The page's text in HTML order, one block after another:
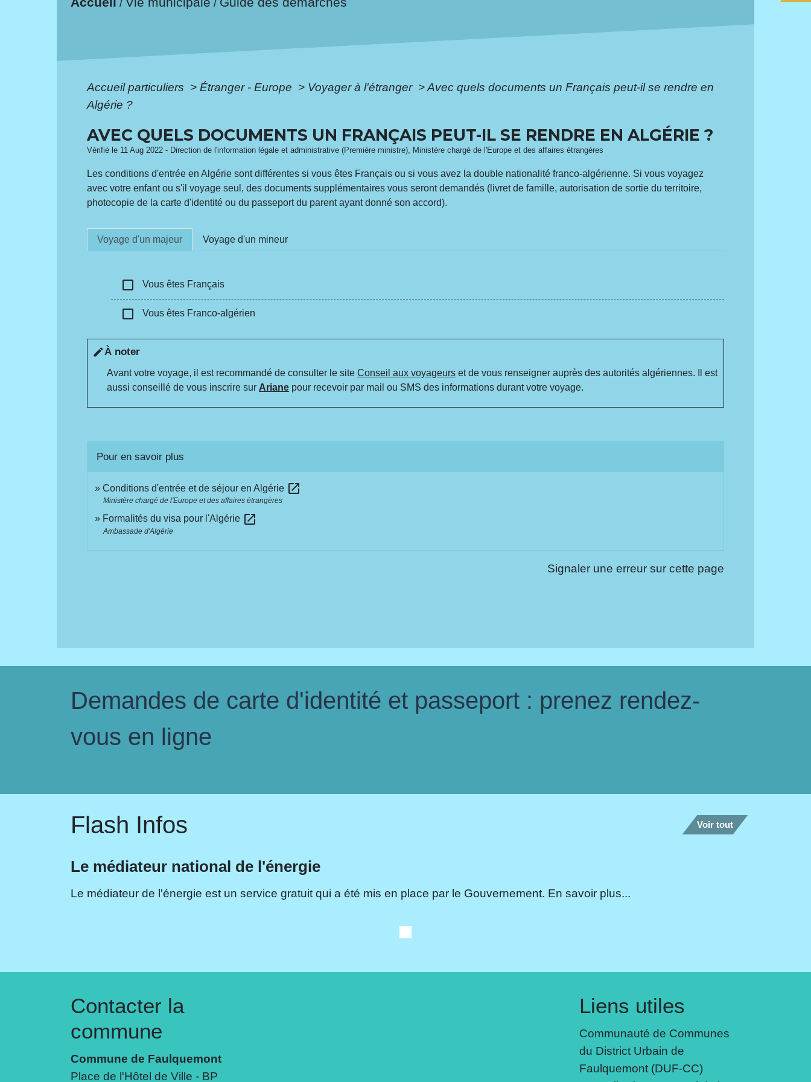
/ /
Accueil particuliers > Étranger - Europe > Voyager à l'étranger >Avec quels documents un Français peut-il se rendre en
Algérie ?
AVEC QUELS DOCUMENTS UN FRANÇAIS PEUT-IL SE RENDRE EN ALGÉRIE ?
Vérifié le 11 Aug 2022 - Direction de l'information légale et administrative (Première ministre), Ministère chargé de l'Europe et des affaires étrangères
Les conditions d'entrée en Algérie sont différentes si vous êtes Français ou si vous avez la double nationalité franco-algérienne. Si vous voyagez
avec votre enfant ou s'il voyage seul, des documents supplémentaires vous seront demandés (livret de famille, autorisation de sortie du territoire,
photocopie de la carte d'identité ou du passeport du parent ayant donné son accord).
Voyage d'un majeur Voyage d'un mineur
check_box_outline_blank Vous êtes Français
check_box_outline_blank Vous êtes Franco-algérien
editÀ noter
Avant votre voyage, il est recommandé de consulter le siteConseil aux voyageurs et de vous renseigner auprès des autorités algériennes. Il est
aussi conseillé de vous inscrire surAriane pour recevoir par mail ou SMS des informations durant votre voyage.
Pour en savoir plus
Conditions d'entrée et de séjour en Algérie open_in_new
Ministère chargé de l'Europe et des affaires étrangères
Formalités du visa pour l'Algérie open_in_new
Ambassade d'Algérie
Signaler une erreur sur cette page
Demandes de carte d'identité et passeport : prenez rendez-
vous en ligne
Flash Infos Voir tout
Le médiateur national de l'énergie
Le médiateur de l'énergie est un service gratuit qui a été mis en place par le Gouvernement. En savoir plus...
Contacter la
commune
Commune de Faulquemont
Place de l'Hôtel de Ville - BP
Liens utiles
Communauté de Communes
du District Urbain de
Faulquemont (DUF-CC)